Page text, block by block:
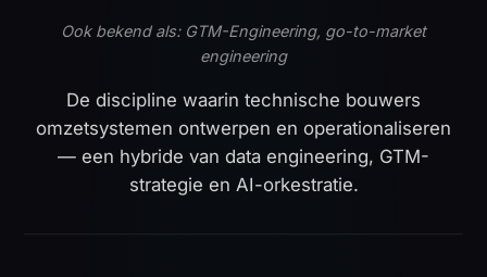
Ook bekend als: GTM-Engineering, go-to-market
engineering
De discipline waarin technische bouwers
omzetsystemen ontwerpen en operationaliseren
— een hybride van data engineering, GTM-
strategie en AI-orkestratie.